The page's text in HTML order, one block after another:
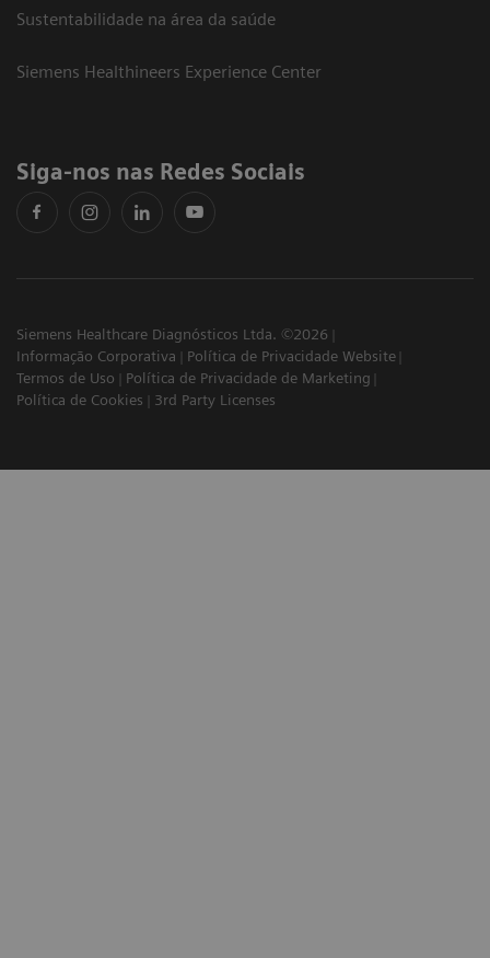
Sustentabilidade na área da saúde
Siemens Healthineers Experience Center
Siga-nos nas Redes Sociais
Siemens Healthcare Diagnósticos Ltda. ©2026
Informação Corporativa
Política de Privacidade Website
Termos de Uso
Política de Privacidade de Marketing
Política de Cookies
3rd Party Licenses